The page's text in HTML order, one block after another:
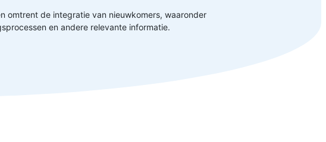
omtrent de integratie van nieuwkomers, waaronder
en andere relevante informatie.